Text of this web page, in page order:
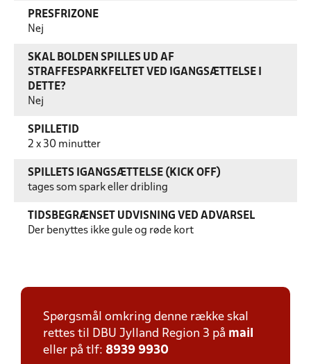
PRESFRIZONE
Nej
SKAL BOLDEN SPILLES UD AF
STRAFFESPARKFELTET VED IGANGSÆTTELSE I
DETTE?
Nej
SPILLETID
2 x 30 minutter
SPILLETS IGANGSÆTTELSE (KICK OFF)
tages som spark eller dribling
TIDSBEGRÆNSET UDVISNING VED ADVARSEL
Der benyttes ikke gule og røde kort
Spørgsmål omkring denne række skal
rettes til DBU Jylland Region 3 på mail
eller på tlf: 8939 9930